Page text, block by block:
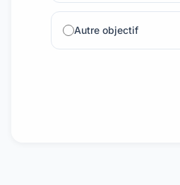
Autre objectif